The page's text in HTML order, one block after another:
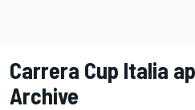
Carrera Cup Italia
Archive